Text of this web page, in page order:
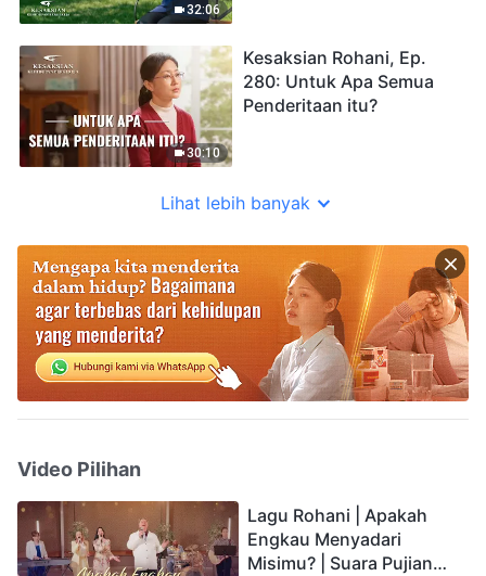
32:06
30:10
Kesaksian Rohani, Ep.
280: Untuk Apa Semua
Penderitaan itu?
Lihat lebih banyak
Video Pilihan
Lagu Rohani | Apakah
Engkau Menyadari
Misimu? | Suara Pujian